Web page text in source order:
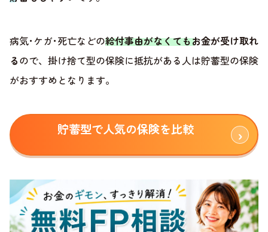
病気･ケガ･死亡などの給付事由がなくてもお金が受け取れ
るので、掛け捨て型の保険に抵抗がある人は貯蓄型の保険
がおすすめとなります。
貯蓄型で人気の保険を比較